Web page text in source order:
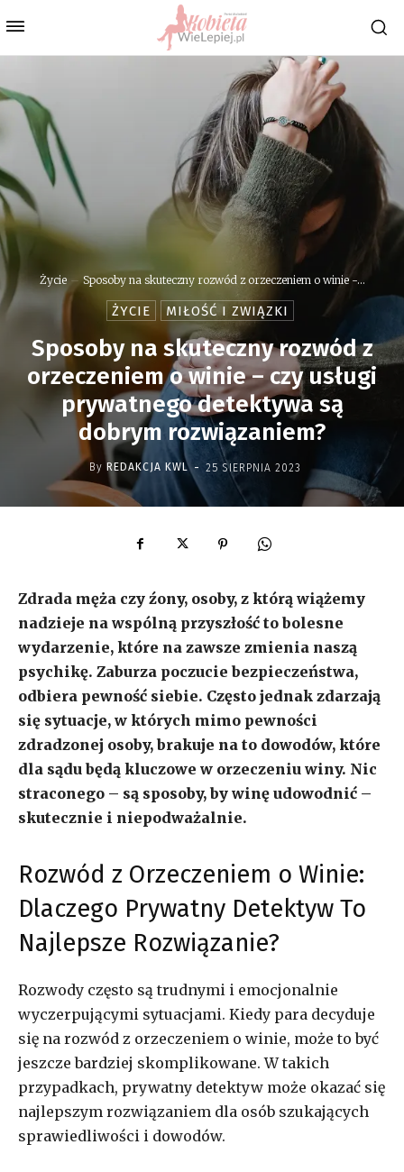
Życie Sposoby na skuteczny rozwód z orzeczeniem o winie -...
ŻYCIE MIŁOŚĆ I ZWIĄZKI
Sposoby na skuteczny rozwód z
orzeczeniem o winie – czy usługi
prywatnego detektywa są
dobrym rozwiązaniem?
By REDAKCJA KWL - 25 SIERPNIA 2023
Zdrada męża czy źony, osoby, z którą wiążemy
nadzieje na wspólną przyszłość to bolesne
wydarzenie, które na zawsze zmienia naszą
psychikę. Zaburza poczucie bezpieczeństwa,
odbiera pewność siebie. Często jednak zdarzają
się sytuacje, w których mimo pewności
zdradzonej osoby, brakuje na to dowodów, które
dla sądu będą kluczowe w orzeczeniu winy. Nic
straconego – są sposoby, by winę udowodnić –
skutecznie i niepodważalnie.
Rozwód z Orzeczeniem o Winie:
Dlaczego Prywatny Detektyw To
Najlepsze Rozwiązanie?
Rozwody często są trudnymi i emocjonalnie
wyczerpującymi sytuacjami. Kiedy para decyduje
się na rozwód z orzeczeniem o winie, może to być
jeszcze bardziej skomplikowane. W takich
przypadkach, prywatny detektyw może okazać się
najlepszym rozwiązaniem dla osób szukających
sprawiedliwości i dowodów.